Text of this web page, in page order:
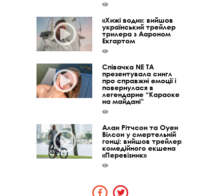
«Хижі води»: вийшов
український трейлер
трилера з Аароном
Екгартом
Співачка NE TA
презентувала сингл
про справжні емоції і
повернулася в
легендарне “Караоке
на майдані”
Алан Рітчсон та Оуен
Вілсон у смертельній
гонці: вийшов трейлер
комедійного екшена
«Перевізник»